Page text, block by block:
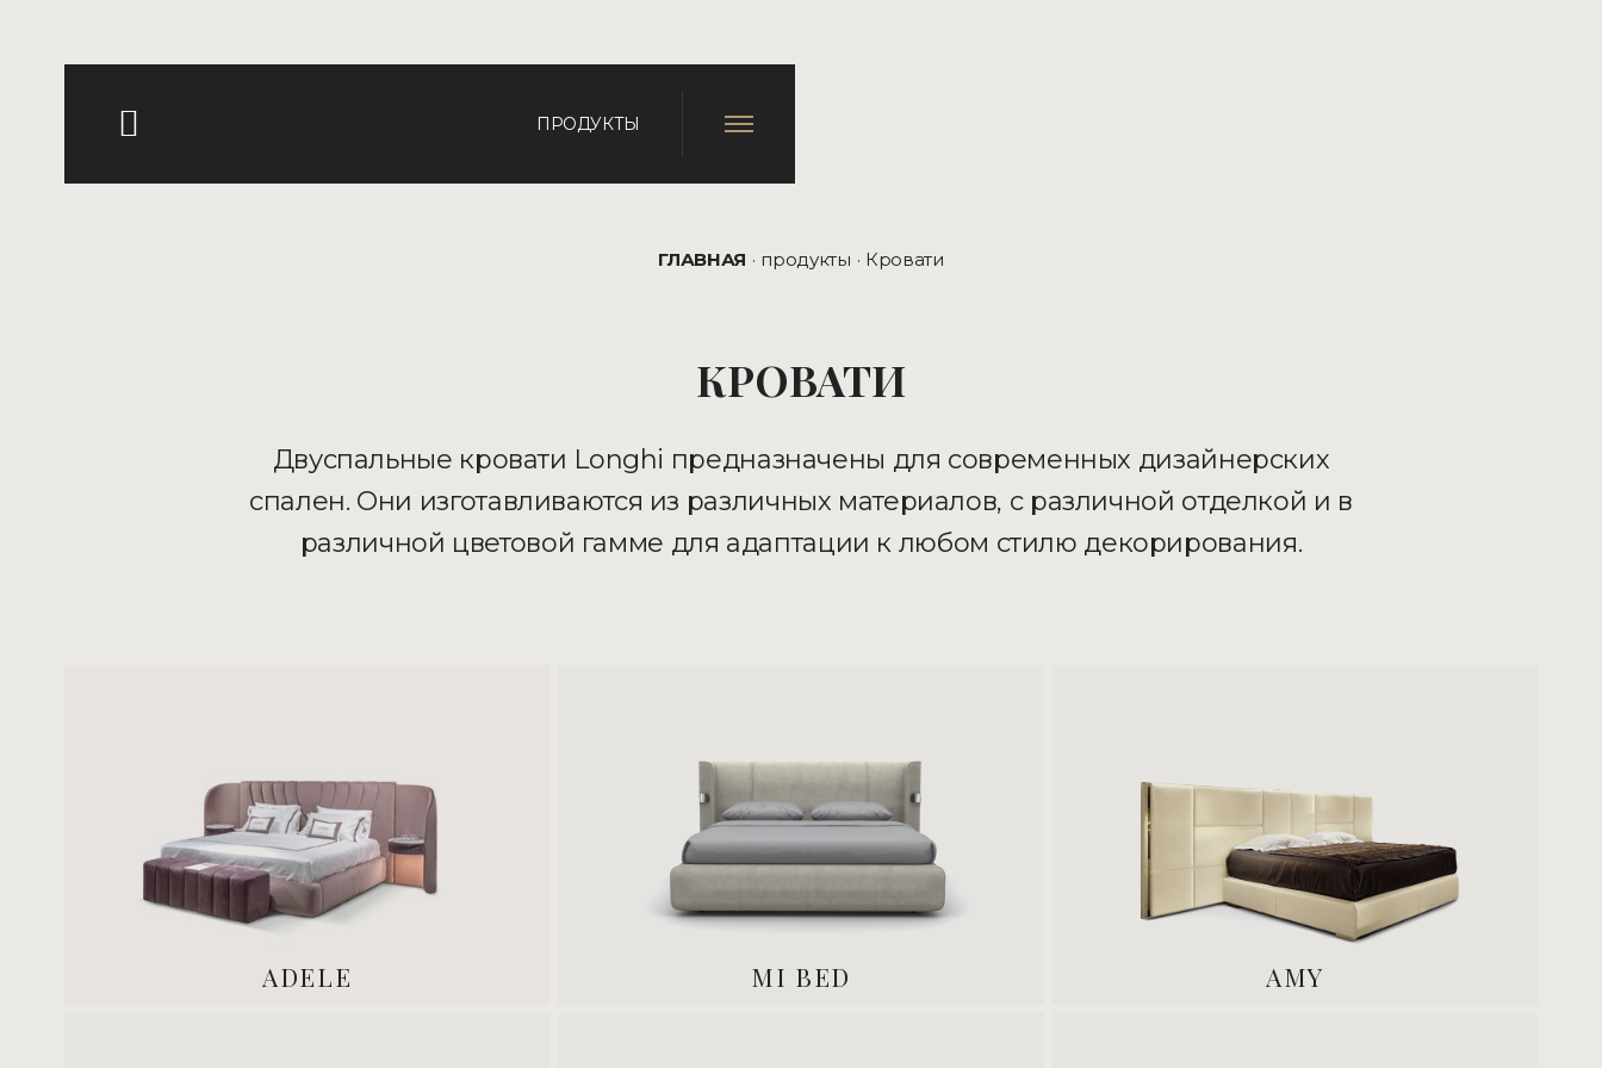
ПРОДУКТЫ
ГЛАВНАЯ продукты Кровати
КРОВАТИ
Двуспальные кровати Longhi предназначены для современных дизайнерских
спален. Они изготавливаются из различных материалов, с различной отделкой и в
различной цветовой гамме для адаптации к любом стилю декорирования.
ADELE MI BED AMY